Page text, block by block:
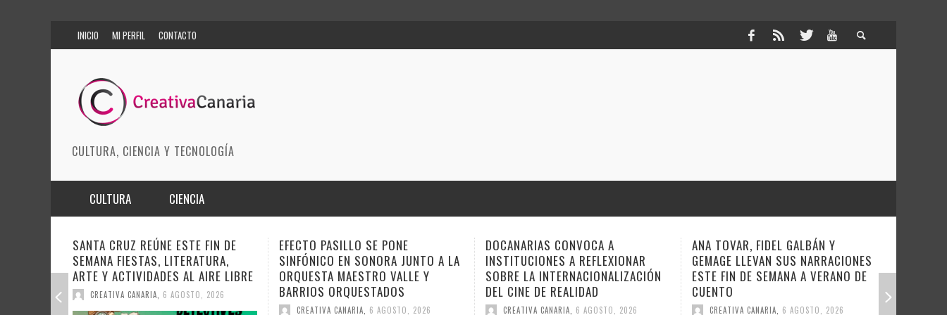
INICIO MI PERFIL CONTACTO
CULTURA, CIENCIA Y TECNOLOGÍA
CULTURA
ARTES ESCÉNICAS
MODA
CIENCIA
INNOVACIÓN
CIENCIAS DE LA TIERRA
SANTA CRUZ REÚNE ESTE FIN DE
SEMANA FIESTAS, LITERATURA,
ARTE Y ACTIVIDADES AL AIRE LIBRE
CREATIVA CANARIA 6 AGOSTO, 2026
EFECTO PASILLO SE PONE
SINFÓNICO EN SONORA JUNTO A LA
ORQUESTA MAESTRO VALLE Y
BARRIOS ORQUESTADOS
CREATIVA CANARIA 6 AGOSTO, 2026
DOCANARIAS CONVOCA A
INSTITUCIONES A REFLEXIONAR
SOBRE LA INTERNACIONALIZACIÓN
DEL CINE DE REALIDAD
CREATIVA CANARIA 6 AGOSTO, 2026
ANA TOVAR, FIDEL GALBÁN Y
GEMAGE LLEVAN SUS NARRACIONES
ESTE FIN DE SEMANA A VERANO DE
CUENTO
CREATIVA CANARIA 6 AGOSTO, 2026